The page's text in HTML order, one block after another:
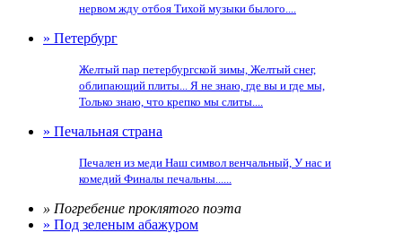
нервом жду отбоя Тихой музыки былого....
» Петербург
Желтый пар петербургской зимы, Желтый снег,
облипающий плиты... Я не знаю, где вы и где мы,
Только знаю, что крепко мы слиты....
» Печальная страна
Печален из меди Наш символ венчальный, У нас и
комедий Финалы печальны......
» Погребение проклятого поэта
» Под зеленым абажуром